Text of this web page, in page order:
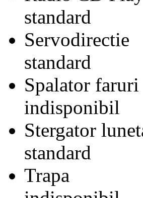
standard
Servodirectie
standard
Spalator faruri
indisponibil
Stergator
standard
Trapa